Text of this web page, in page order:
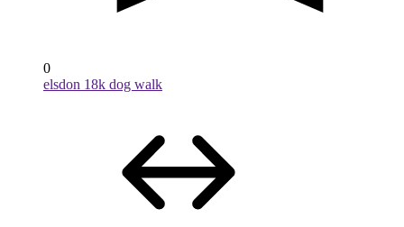
0
elsdon 18k dog walk